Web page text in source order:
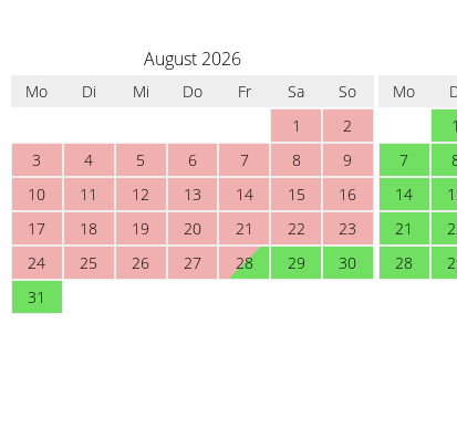
August 2026
Mo Di Mi Do Fr Sa
So
1
2
3
4 5 6 7 8
9
10
11 12 13 14 15
16
17
18 19 20 21 22
23
24
25 26 27 28 29
30
31
Mo
1
7
14
21
28